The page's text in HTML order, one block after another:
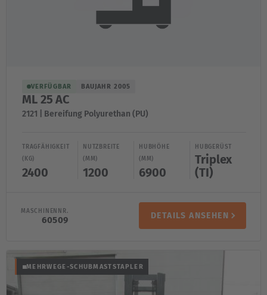
VERFÜGBAR BAUJAHR 2005
ML 25 AC
2121 | Bereifung Polyurethan (PU)
TRAGFÄHIGKEIT
(KG)
2400
NUTZBREITE
(MM)
1200
HUBHÖHE
(MM)
6900
HUBGERÜST
Triplex
(TI)
MASCHINENNR.
60509 DETAILS ANSEHEN
MEHRWEGE-SCHUBMASTSTAPLER